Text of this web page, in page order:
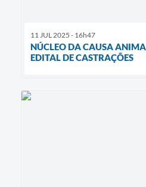
11 JUL 2025 - 16h47
NÚCLEO DA CAUSA
EDITAL DE CASTRAÇÕES